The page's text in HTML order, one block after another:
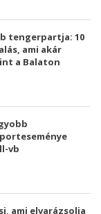
tengerpartja: 10
ami akár
a Balaton
vb
ami elvarázsolja